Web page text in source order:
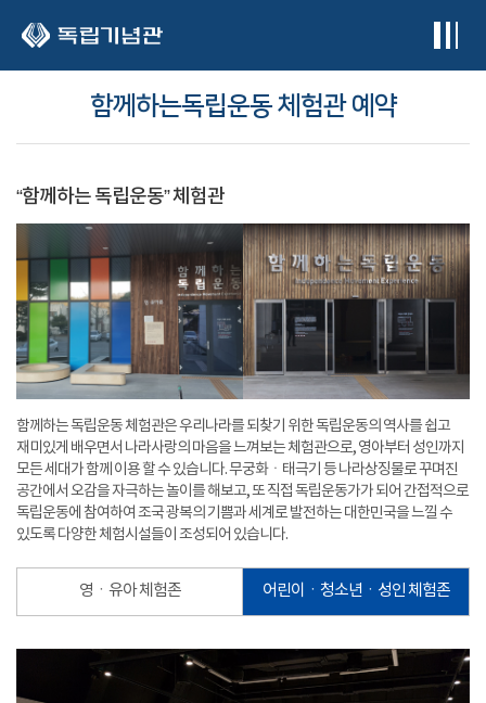
함께하는독립운동 체험관 예약
“함께하는 독립운동” 체험관
함께하는 독립운동 체험관은 우리나라를 되찾기 위한 독립운동의 역사를 쉽고
재미있게 배우면서 나라사랑의 마음을 느껴보는 체험관으로, 영아부터 성인까지
모든 세대가 함께 이용 할 수 있습니다. 무궁화ㆍ태극기 등 나라상징물로 꾸며진
공간에서 오감을 자극하는 놀이를 해보고, 또 직접 독립운동가가 되어 간접적으로
독립운동에 참여하여 조국 광복의 기쁨과 세계로 발전하는 대한민국을 느낄 수
있도록 다양한 체험시설들이 조성되어 있습니다.
영ㆍ유아 체험존 어린이ㆍ청소년ㆍ성인 체험존